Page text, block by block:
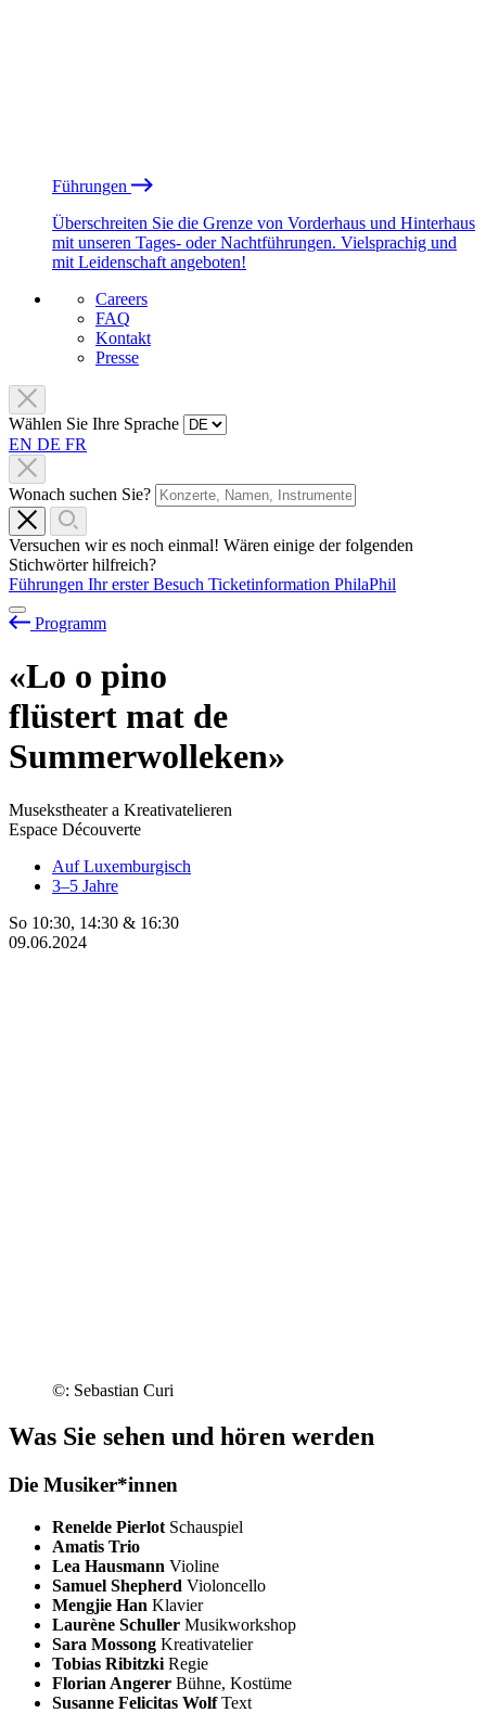
Führungen
Überschreiten Sie die Grenze von Vorderhaus und Hinterhaus
mit unseren Tages- oder Nachtführungen. Vielsprachig und
mit Leidenschaft angeboten!
Careers
FAQ
Kontakt
Presse
Wählen Sie Ihre Sprache
EN DE FR
Wonach suchen Sie?
Versuchen wir es noch einmal! Wären einige der folgenden
Stichwörter hilfreich?
Führungen Ihr erster Besuch Ticketinformation PhilaPhil
Programm
«Lo o pino
flüstert mat de
Summerwolleken»
Musekstheater a Kreativatelieren
Espace Découverte
Auf Luxemburgisch
3–5 Jahre
So 10:30, 14:30 & 16:30
09.06.2024
©: Sebastian Curi
Was Sie sehen und hören werden
Die Musiker*innen
Renelde Pierlot Schauspiel
Amatis Trio
Lea Hausmann Violine
Samuel Shepherd Violoncello
Mengjie Han Klavier
Laurène Schuller Musikworkshop
Sara Mossong Kreativatelier
Tobias Ribitzki Regie
Florian Angerer Bühne, Kostüme
Susanne Felicitas Wolf Text